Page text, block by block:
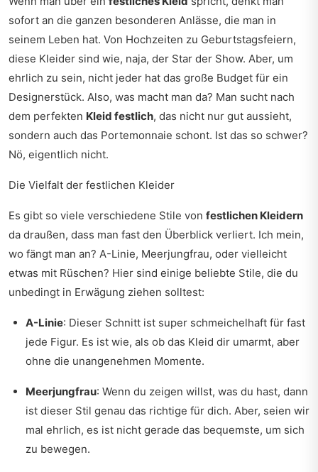
sofort an die ganzen besonderen Anlässe, die man in
seinem Leben hat. Von Hochzeiten zu Geburtstagsfeiern,
diese Kleider sind wie, naja, der Star der Show. Aber, um
ehrlich zu sein, nicht jeder hat das große Budget für ein
Designerstück. Also, was macht man da? Man sucht nach
dem perfekten Kleid festlich, das nicht nur gut aussieht,
sondern auch das Portemonnaie schont. Ist das so schwer?
Nö, eigentlich nicht.
Die Vielfalt der festlichen Kleider
Es gibt so viele verschiedene Stile von festlichen Kleidern
da draußen, dass man fast den Überblick verliert. Ich mein,
wo fängt man an? A-Linie, Meerjungfrau, oder vielleicht
etwas mit Rüschen? Hier sind einige beliebte Stile, die du
unbedingt in Erwägung ziehen solltest:
A-Linie: Dieser Schnitt ist super schmeichelhaft für fast
jede Figur. Es ist wie, als ob das Kleid dir umarmt, aber
ohne die unangenehmen Momente.
Meerjungfrau: Wenn du zeigen willst, was du hast, dann
ist dieser Stil genau das richtige für dich. Aber, seien wir
mal ehrlich, es ist nicht gerade das bequemste, um sich
zu bewegen.